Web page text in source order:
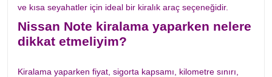
ve kısa seyahatler için ideal bir kiralık araç seçeneğidir.
Nissan Note kiralama yaparken nelere
dikkat etmeliyim?
Kiralama yaparken fiyat, sigorta kapsamı, kilometre sınırı,